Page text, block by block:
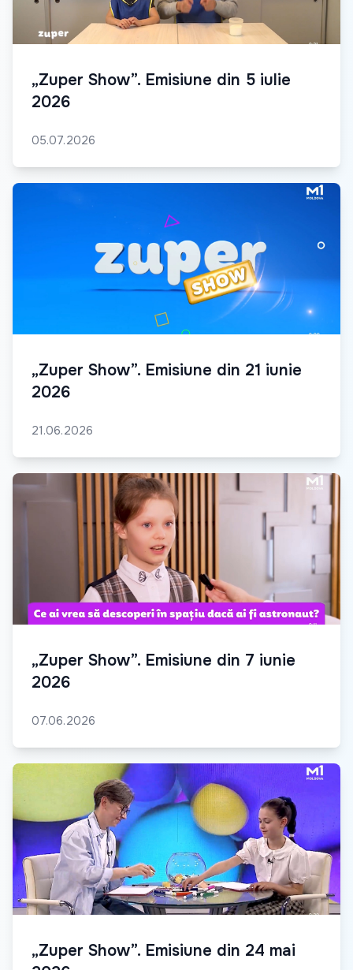
„Zuper Show”. Emisiune din 5 iulie
2026
05.07.2026
„Zuper Show”. Emisiune din 21 iunie
2026
21.06.2026
„Zuper Show”. Emisiune din 7 iunie
2026
07.06.2026
„Zuper Show”. Emisiune din 24 mai